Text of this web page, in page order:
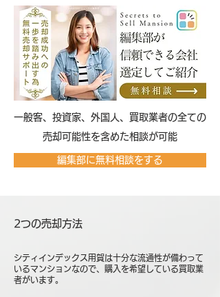
​一般客、投資家、外国人、買取業者の全ての
売却可能性を含めた相談が可能
編集部に無料相談をする
2つの売却方法
シティインデックス用賀は十分な流通性が備わって
いるマンションなので、購入を希望している買取業
者がいます。